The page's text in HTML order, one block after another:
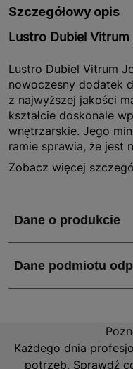
Szczegółowy opis
Lustro Dubiel
Lustro Dubiel Vitrum
nowoczesny dodatek
z najwyższej jakości
kształcie doskonale
wnętrzarskie. Jego
ramie sprawia, że jest
elementem
dekoracyjnym.
większą swobodę w
Joy Black 40x80?
owalny kształt
czarna rama
wymiarom 40x80 cm,
Zobacz więcej
Każdego dnia
potrzeb. Sprawdź